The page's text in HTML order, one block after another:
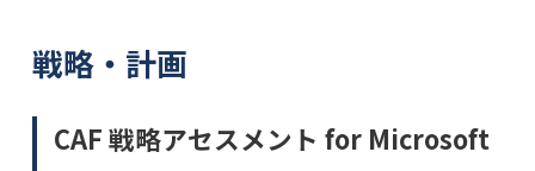
戦略・計画
CAF 戦略アセスメント for Microsoft